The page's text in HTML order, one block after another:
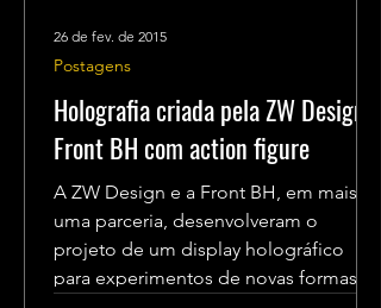
Holografia criada pela ZW Design e
Front BH com action figure
A ZW Design e a Front BH, em mais
uma parceria, desenvolveram o
projeto de um display holográfico
para experimentos de novas formas
Postagens
26 de fev. de 2015